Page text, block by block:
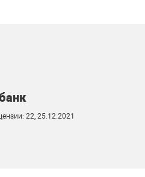
22, 25.12.2021